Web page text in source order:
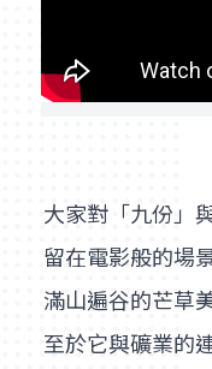
大家對「九份」
留在電影般的場
滿山遍谷的芒草
至於它與礦業的